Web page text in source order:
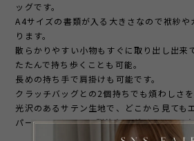
ッグです。
A4サイズの書類が入る大きさなので袱紗や
ります。
散らかりやすい小物もすぐに取り出し出来
たたんで持ち歩くことも可能。
長めの持ち手で肩掛けも可能です。
クラッチバッグとの2個持ちでも煩わしさを
光沢のあるサテン生地で、どこから見ても
パーティーシーンに馴染むラグジュアリー